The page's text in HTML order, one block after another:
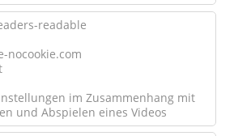
readable
nocookie.com
im Zusammenhang mit
und Abspielen eines Videos